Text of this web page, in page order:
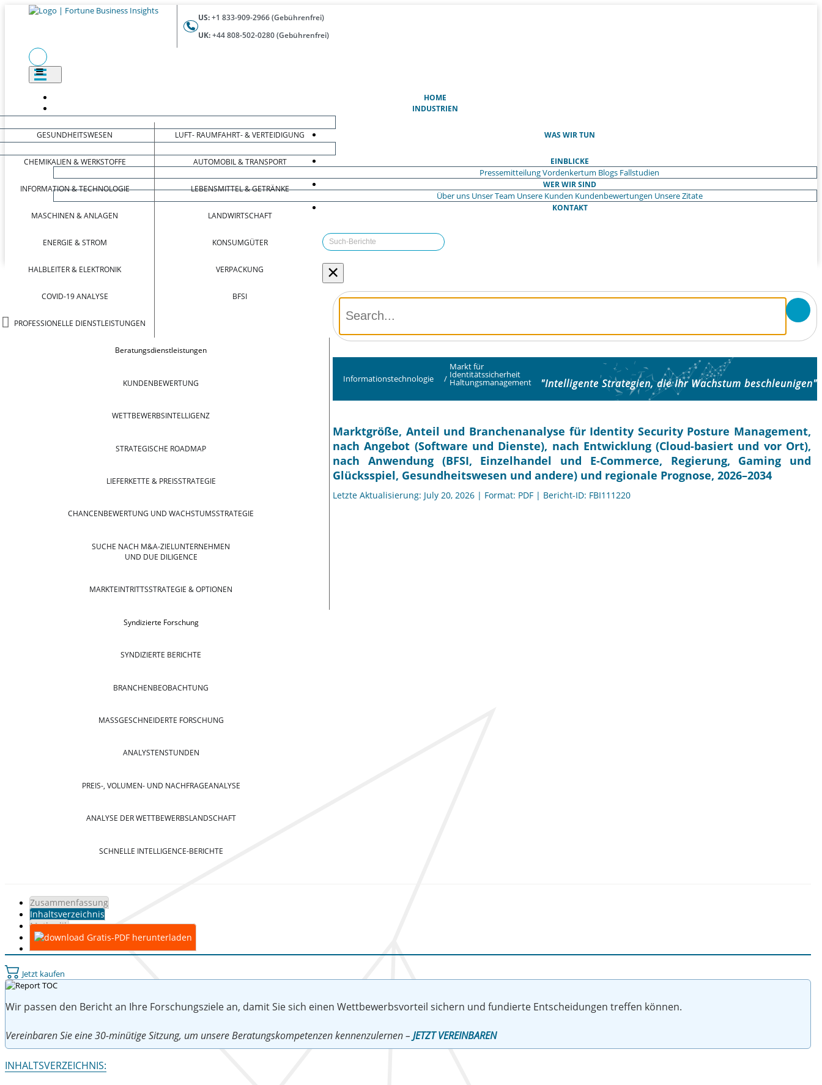
US:+1 833-909-2966 (Gebührenfrei)
UK:+44 808-502-0280 (Gebührenfrei)
HOME
INDUSTRIEN
GESUNDHEITSWESEN
CHEMIKALIEN & WERKSTOFFE
INFORMATION & TECHNOLOGIE
MASCHINEN & ANLAGEN
ENERGIE & STROM
HALBLEITER & ELEKTRONIK
COVID-19 ANALYSE
PROFESSIONELLE DIENSTLEISTUNGEN
LUFT- RAUMFAHRT- & VERTEIDIGUNG
AUTOMOBIL & TRANSPORT
LEBENSMITTEL & GETRÄNKE
LANDWIRTSCHAFT
KONSUMGÜTER
VERPACKUNG
BFSI
WAS WIR TUN
Beratungsdienstleistungen
KUNDENBEWERTUNG
WETTBEWERBSINTELLIGENZ
STRATEGISCHE ROADMAP
LIEFERKETTE & PREISSTRATEGIE
CHANCENBEWERTUNG UND WACHSTUMSSTRATEGIE
SUCHE NACH M&A-ZIELUNTERNEHMEN
UND DUE DILIGENCE
MARKTEINTRITTSSTRATEGIE & OPTIONEN
Syndizierte Forschung
SYNDIZIERTE BERICHTE
BRANCHENBEOBACHTUNG
MASSGESCHNEIDERTE FORSCHUNG
ANALYSTENSTUNDEN
PREIS-, VOLUMEN- UND NACHFRAGEANALYSE
ANALYSE DER WETTBEWERBSLANDSCHAFT
SCHNELLE INTELLIGENCE-BERICHTE
EINBLICKE
PressemitteilungVordenkertum Blogs Fallstudien
WER WIR SIND
Über uns Unser Team Unsere Kunden Kundenbewertungen Unsere Zitate
KONTAKT
×
Informationstechnologie /
Markt für
Identitätssicherheit
Haltungsmanagement "Intelligente Strategien, die Ihr Wachstum beschleunigen"
Marktgröße, Anteil und Branchenanalyse für Identity Security Posture Management,
nach Angebot (Software und Dienste), nach Entwicklung (Cloud-basiert und vor Ort),
nach Anwendung (BFSI, Einzelhandel und E-Commerce, Regierung, Gaming und
Glücksspiel, Gesundheitswesen und andere) und regionale Prognose, 2026–2034
Letzte Aktualisierung: July 20, 2026 | Format: PDF | Bericht-ID: FBI111220
Zusammenfassung
Inhaltsverzeichnis
Methodik
Gratis-PDF herunterladen
Jetzt kaufen
Wir passen den Bericht an Ihre Forschungsziele an, damit Sie sich einen Wettbewerbsvorteil sichern und fundierte Entscheidungen treffen können.
Vereinbaren Sie eine 30-minütige Sitzung, um unsere Beratungskompetenzen kennenzulernen – JETZT VEREINBAREN
INHALTSVERZEICHNIS: